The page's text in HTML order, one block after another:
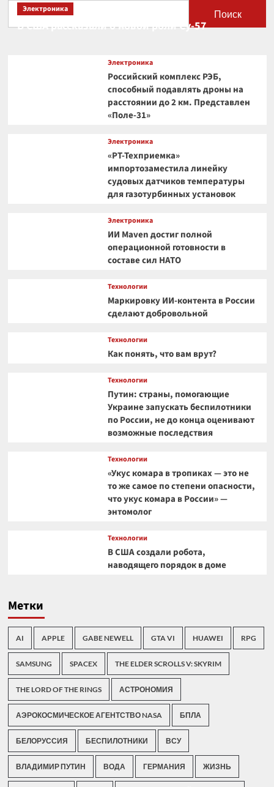
Поиск
Электроника
В США рассказали о новой роли Су-57
Электроника
Российский комплекс РЭБ,
способный подавлять дроны на
расстоянии до 2 км. Представлен
«Поле-31»
Электроника
«РТ-Техприемка»
импортозаместила линейку
судовых датчиков температуры
для газотурбинных установок
Электроника
ИИ Maven достиг полной
операционной готовности в
составе сил НАТО
Технологии
Маркировку ИИ-контента в России
сделают добровольной
Технологии
Как понять, что вам врут?
Технологии
Путин: страны, помогающие
Украине запускать беспилотники
по России, не до конца оценивают
возможные последствия
Технологии
«Укус комара в тропиках — это не
то же самое по степени опасности,
что укус комара в России» —
энтомолог
Технологии
В США создали робота,
наводящего порядок в доме
Метки
AI APPLE GABE NEWELL GTA VI HUAWEI RPG
SAMSUNG SPACEX THE ELDER SCROLLS V: SKYRIM
THE LORD OF THE RINGS АСТРОНОМИЯ
АЭРОКОСМИЧЕСКОЕ АГЕНТСТВО NASA БПЛА
БЕЛОРУССИЯ БЕСПИЛОТНИКИ ВСУ
ВЛАДИМИР ПУТИН ВОДА ГЕРМАНИЯ ЖИЗНЬ